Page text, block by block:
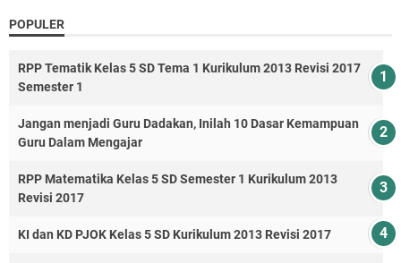
POPULER
RPP Tematik Kelas 5 SD Tema 1 Kurikulum 2013 Revisi 2017
Semester 1
Jangan menjadi Guru Dadakan, Inilah 10 Dasar Kemampuan
Guru Dalam Mengajar
RPP Matematika Kelas 5 SD Semester 1 Kurikulum 2013
Revisi 2017
KI dan KD PJOK Kelas 5 SD Kurikulum 2013 Revisi 2017